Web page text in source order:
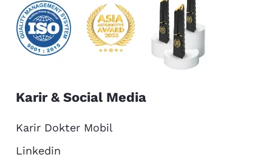
Karir & Social Media
Karir Dokter Mobil
Linkedin